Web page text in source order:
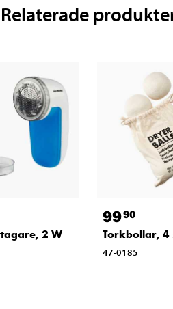
Relaterade
2 W
9990
Torkbollar, 4
47-0185